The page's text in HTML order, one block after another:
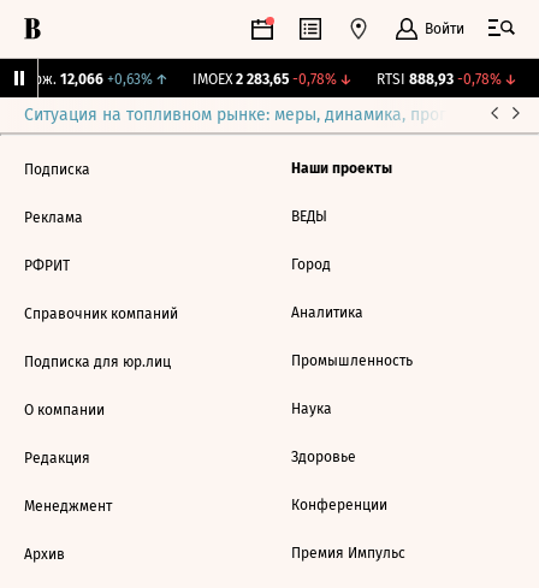
Войти
Бирж. 12,066 +0,63%↑ IMOEX 2 283,65 -0,78%↓ RTSI 888,93 -0,78%↓
Ситуация на топливном рынке: меры, динамика, прогнозы
Подписка
Реклама
РФРИТ
Справочник компаний
Подписка для юр.лиц
О компании
Редакция
Менеджмент
Архив
Наши проекты
ВЕДЫ
Город
Аналитика
Промышленность
Наука
Здоровье
Конференции
Премия Импульс